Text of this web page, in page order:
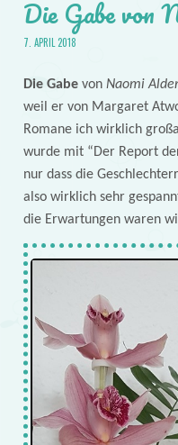
Die Gabe von
7. APRIL 2018
Die Gabevon Naomi
weil er von Margaret
Romane ich wirklich
wurde mit “Der Report
nur dass die
also wirklich sehr
die Erwartungen waren